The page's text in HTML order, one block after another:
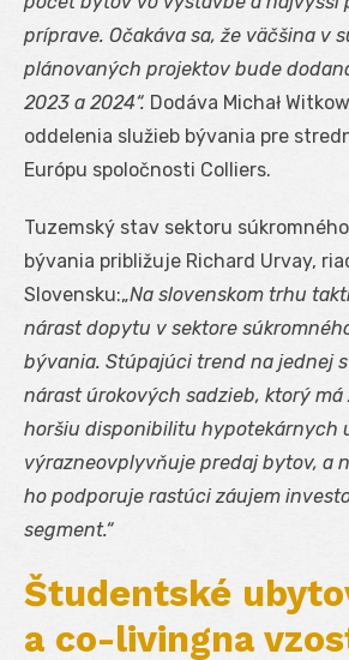
príprave. Očakáva sa, že väčšina v
plánovaných projektov bude
2023 a 2024“. Dodáva Michał
oddelenia služieb bývania pre
Európu spoločnosti Colliers.
Tuzemský stav sektoru
bývania približuje Richard Urvay,
Slovensku:„Na slovenskom trhu
nárast dopytu v sektore
bývania. Stúpajúci trend na jednej
nárast úrokových sadzieb, ktorý má
horšiu disponibilitu hypotekárnych
výrazneovplyvňuje predaj bytov, a
ho podporuje rastúci záujem
segment.“
Študentské
a co-livingna